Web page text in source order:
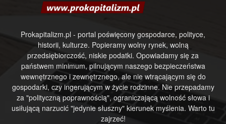
Prokapitalizm.pl - portal poświęcony gospodarce, polityce,
historii, kulturze. Popieramy wolny rynek, wolną
przedsiębiorczość, niskie podatki. Opowiadamy się za
państwem minimum, pilnującym naszego bezpieczeństwa
wewnętrznego i zewnętrznego, ale nie wtrącającym się do
gospodarki, czy ingerującym w życie rodzinne. Nie przepadamy
za "polityczną poprawnością", ograniczającą wolność słowa i
usiłującą narzucić "jedynie słuszny" kierunek myślenia. Warto tu
zajrzeć!